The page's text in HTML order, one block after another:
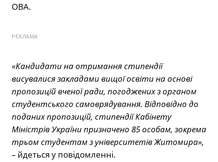
ОВА.
РЕКЛАМА
«Кандидати на отримання стипендії
висувалися закладами вищої освіти на основі
пропозицій вченої ради, погоджених з органом
студентського самоврядування. Відповідно до
поданих пропозицій, стипендії Кабінету
Міністрів України призначено 85 особам, зокрема
трьом студентам з університетів Житомира»,
– йдеться у повідомленні.